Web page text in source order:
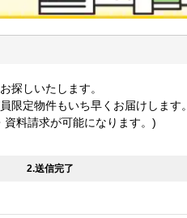
探しいたします。
限定物件もいち早くお届けします。
料請求が可能になります。)
2.送信完了